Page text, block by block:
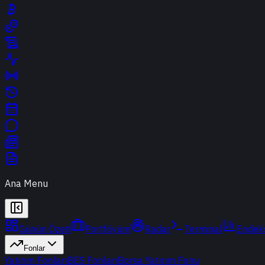
Ana Menu
Günün Özeti Portföyüm Radar Terminal
Fonlar
Yatırım FonlarıBES FonlarıBorsa Yatırım Fonu